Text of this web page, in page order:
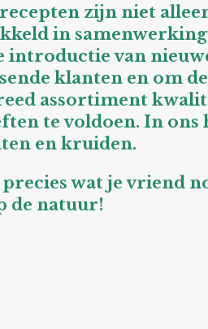
zijn niet
in
introductie van
klanten en om
assortiment
te voldoen. In
en kruiden.
precies wat je vriend
de natuur!